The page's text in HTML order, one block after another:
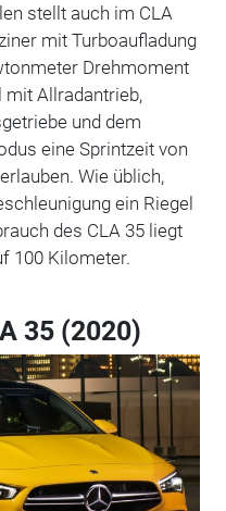
stellt auch im CLA
mit Turboaufladung
Drehmoment
mit Allradantrieb,
und dem
eine Sprintzeit von
Wie üblich,
ein Riegel
des CLA 35 liegt
100 Kilometer.
35 (2020)